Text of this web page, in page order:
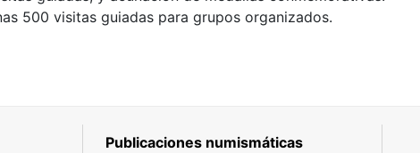
500 visitas guiadas para grupos organizados.
Publicaciones numismáticas